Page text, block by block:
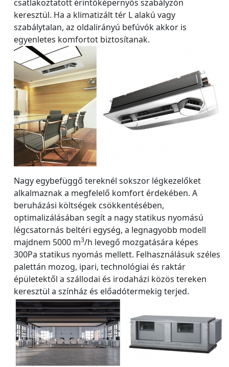
csatlakoztatott érintőképernyős szabályzón
keresztül. Ha a klimatizált tér L alakú vagy
szabálytalan, az oldalirányú befúvók akkor is
egyenletes komfortot biztosítanak.
Nagy egybefüggő tereknél sokszor légkezelőket
alkalmaznak a megfelelő komfort érdekében. A
beruházási költségek csökkentésében,
optimalizálásában segít a nagy statikus nyomású
légcsatornás beltéri egység, a legnagyobb modell
majdnem 5000 m3/h levegő mozgatására képes
300Pa statikus nyomás mellett. Felhasználásuk széles
palettán mozog, ipari, technológiai és raktár
épületektől a szállodai és irodaházi közös tereken
keresztül a színház és előadótermekig terjed.